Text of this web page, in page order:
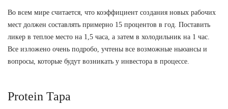
Во всем мире считается, что коэффициент создания новых рабочих
мест должен составлять примерно 15 процентов в год. Поставить
ликер в теплое место на 1,5 часа, а затем в холодильник на 1 час.
Все изложено очень подробо, учтены все возможные ньюансы и
вопросы, которые будут возникать у инвестора в процессе.
Protein Тара